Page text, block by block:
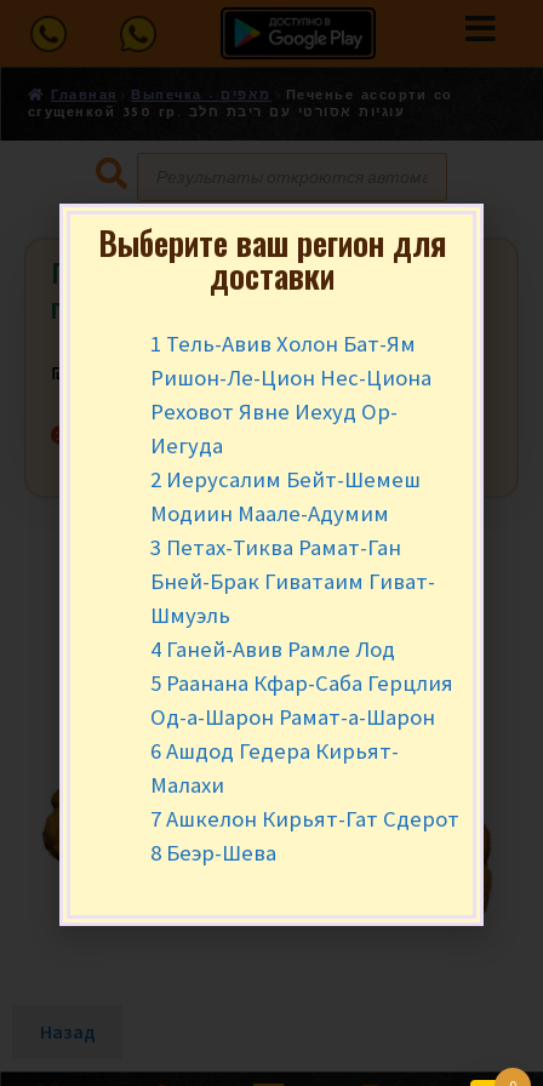
Главная Выпечка - מאפים
Печенье ассорти со
сгущенкой 350 гр. עוגיות אסורטי עם ריבת חלב
Печенье ассорти со сгущенкой 350
₪ 16.90 за уп.
Нет в наличии
Назад
Выберите ваш регион для
доставки
1 Тель-Авив Холон Бат-Ям
Ришон-Ле-Цион Нес-Циона
Реховот Явне Иехуд Ор-
Иегуда
2 Иерусалим Бейт-Шемеш
Модиин Маале-Адумим
3 Петах-Тиква Рамат-Ган
Бней-Брак Гиватаим Гиват-
Шмуэль
4 Ганей-Авив Рамле Лод
5 Раанана Кфар-Саба Герцлия
Од-а-Шарон Рамат-а-Шарон
6 Ашдод Гедера Кирьят-
Малахи
7 Ашкелон Кирьят-Гат Сдерот
8 Беэр-Шева